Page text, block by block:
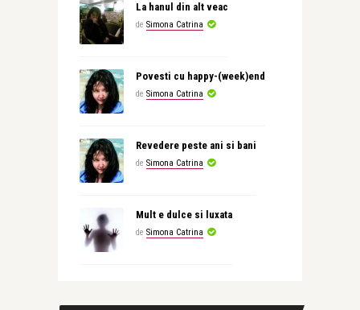
La hanul din alt veac
de Simona Catrina
Povesti cu happy-(week)end
de Simona Catrina
Revedere peste ani si bani
de Simona Catrina
Mult e dulce si luxata
de Simona Catrina